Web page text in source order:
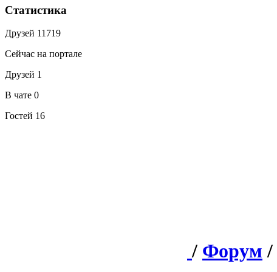
Статистика
Друзей 11719
Сейчас на портале
Друзей 1
В чате 0
Гостей 16
/ Форум /